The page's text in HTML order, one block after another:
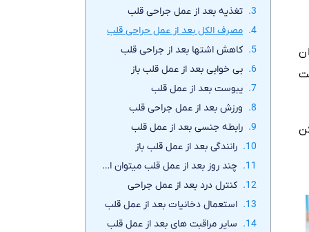
تغذیه بعد از عمل جراحی قلب
مصرف الکل بعد از عمل جراحی قلب
کاهش اشتها بعد از جراحی قلب
بی خوابی بعد از عمل قلب باز
یبوست بعد از عمل قلب
ورزش بعد از عمل جراحی قلب
رابطه جنسی بعد از عمل قلب
رانندگی بعد از عمل قلب باز
چند روز بعد از عمل قلب میتوان استحمام کرد؟
کنترل درد بعد از عمل جراحی
استعمال دخانیات بعد از عمل قلب
سایر مراقبت های بعد از عمل قلب